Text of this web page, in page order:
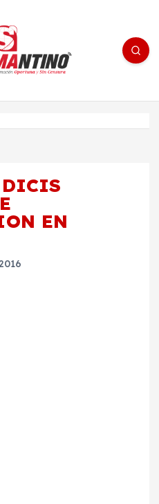
- medios/noticias/editorial
DICIS
EN